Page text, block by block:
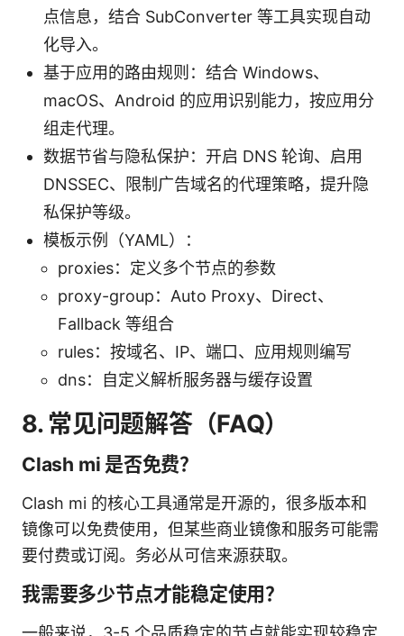
点信息，结合 SubConverter 等工具实现自动
化导入。
基于应用的路由规则：结合 Windows、
macOS、Android 的应用识别能力，按应用分
组走代理。
数据节省与隐私保护：开启 DNS 轮询、启用
DNSSEC、限制广告域名的代理策略，提升隐
私保护等级。
模板示例（YAML）：
proxies：定义多个节点的参数
proxy-group：Auto Proxy、Direct、
Fallback 等组合
rules：按域名、IP、端口、应用规则编写
dns：自定义解析服务器与缓存设置
8. 常见问题解答（FAQ）
Clash mi 是否免费？
Clash mi 的核心工具通常是开源的，很多版本和
镜像可以免费使用，但某些商业镜像和服务可能需
要付费或订阅。务必从可信来源获取。
我需要多少节点才能稳定使用？